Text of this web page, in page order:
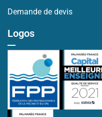
Demande de devis
Logos